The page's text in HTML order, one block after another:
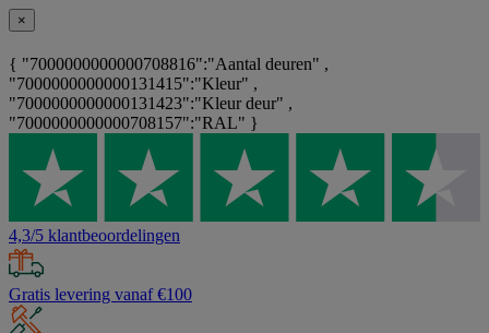
×
{ "7000000000000708816":"Aantal deuren" ,
"7000000000000131415":"Kleur" ,
"7000000000000131423":"Kleur deur" ,
"7000000000000708157":"RAL" }
4,3/5 klantbeoordelingen
Gratis levering vanaf €100